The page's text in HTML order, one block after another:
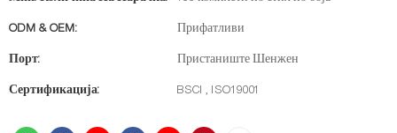
ODM & OEM: Прифатливи
Порт: Пристаниште Шенжен
Сертификација: BSCI , ISO19001